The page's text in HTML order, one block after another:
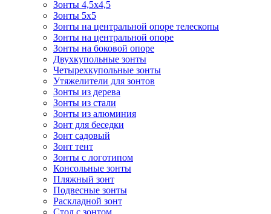
Зонты 4,5х4,5
Зонты 5х5
Зонты на центральной опоре телескопы
Зонты на центральной опоре
Зонты на боковой опоре
Двухкупольные зонты
Четырехкупольные зонты
Утяжелители для зонтов
Зонты из дерева
Зонты из стали
Зонты из алюминия
Зонт для беседки
Зонт садовый
Зонт тент
Зонты с логотипом
Консольные зонты
Пляжный зонт
Подвесные зонты
Раскладной зонт
Стол с зонтом